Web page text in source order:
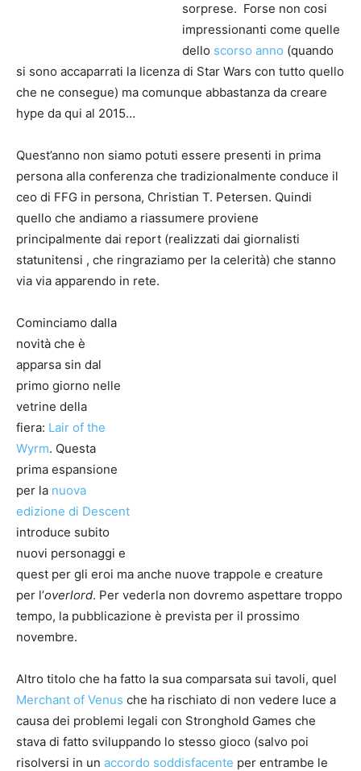
sorprese. Forse non cosi
impressionanti come quelle
dello scorso anno (quando
si sono accaparrati la licenza di Star Wars con tutto quello
che ne consegue) ma comunque abbastanza da creare
hype da qui al 2015…
Quest’anno non siamo potuti essere presenti in prima
persona alla conferenza che tradizionalmente conduce il
ceo di FFG in persona, Christian T. Petersen. Quindi
quello che andiamo a riassumere proviene
principalmente dai report (realizzati dai giornalisti
statunitensi , che ringraziamo per la celerità) che stanno
via via apparendo in rete.
Cominciamo dalla
novità che è
apparsa sin dal
primo giorno nelle
vetrine della
fiera: Lair of the
Wyrm. Questa
prima espansione
per la nuova
edizione di Descent
introduce subito
nuovi personaggi e
quest per gli eroi ma anche nuove trappole e creature
per l’overlord. Per vederla non dovremo aspettare troppo
tempo, la pubblicazione è prevista per il prossimo
novembre.
Altro titolo che ha fatto la sua comparsata sui tavoli, quel
Merchant of Venus che ha rischiato di non vedere luce a
causa dei problemi legali con Stronghold Games che
stava di fatto sviluppando lo stesso gioco (salvo poi
risolversi in un accordo soddisfacente per entrambe le